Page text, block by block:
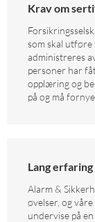
Krav om
som skal utføre
administreres
personer har
opplæring og
på og må
Lang erfaring
Alarm &
øvelser, og
undervise på